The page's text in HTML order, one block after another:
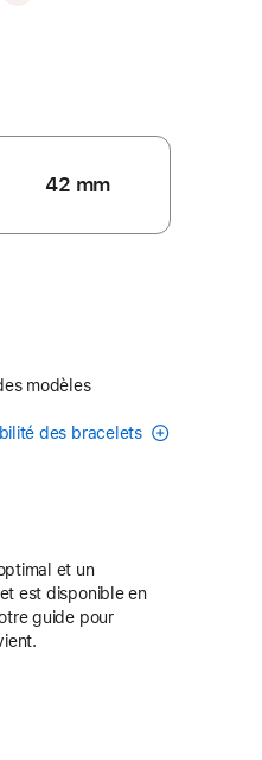
42 mm
modèles
des bracelets
et un
est disponible en
guide pour